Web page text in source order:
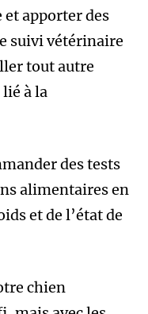
apporter des
suivi vétérinaire
tout autre
à la
des tests
alimentaires en
et de l’état de
chien